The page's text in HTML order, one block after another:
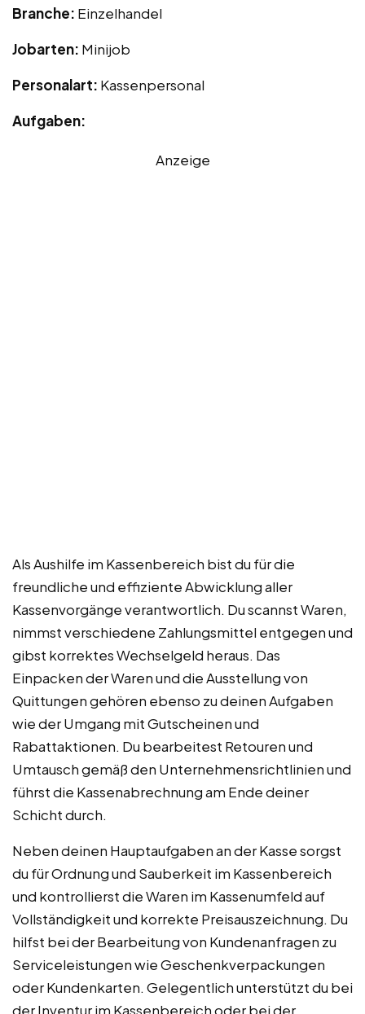
Branche: Einzelhandel
Jobarten: Minijob
Personalart: Kassenpersonal
Aufgaben:
Anzeige
Als Aushilfe im Kassenbereich bist du für die
freundliche und effiziente Abwicklung aller
Kassenvorgänge verantwortlich. Du scannst Waren,
nimmst verschiedene Zahlungsmittel entgegen und
gibst korrektes Wechselgeld heraus. Das
Einpacken der Waren und die Ausstellung von
Quittungen gehören ebenso zu deinen Aufgaben
wie der Umgang mit Gutscheinen und
Rabattaktionen. Du bearbeitest Retouren und
Umtausch gemäß den Unternehmensrichtlinien und
führst die Kassenabrechnung am Ende deiner
Schicht durch.
Neben deinen Hauptaufgaben an der Kasse sorgst
du für Ordnung und Sauberkeit im Kassenbereich
und kontrollierst die Waren im Kassenumfeld auf
Vollständigkeit und korrekte Preisauszeichnung. Du
hilfst bei der Bearbeitung von Kundenanfragen zu
Serviceleistungen wie Geschenkverpackungen
oder Kundenkarten. Gelegentlich unterstützt du bei
der Inventur im Kassenbereich oder bei der